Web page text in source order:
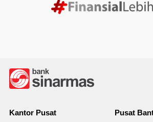
Kantor Pusat
Pusat